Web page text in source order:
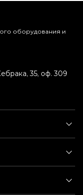
оборудования и
35, оф. 309